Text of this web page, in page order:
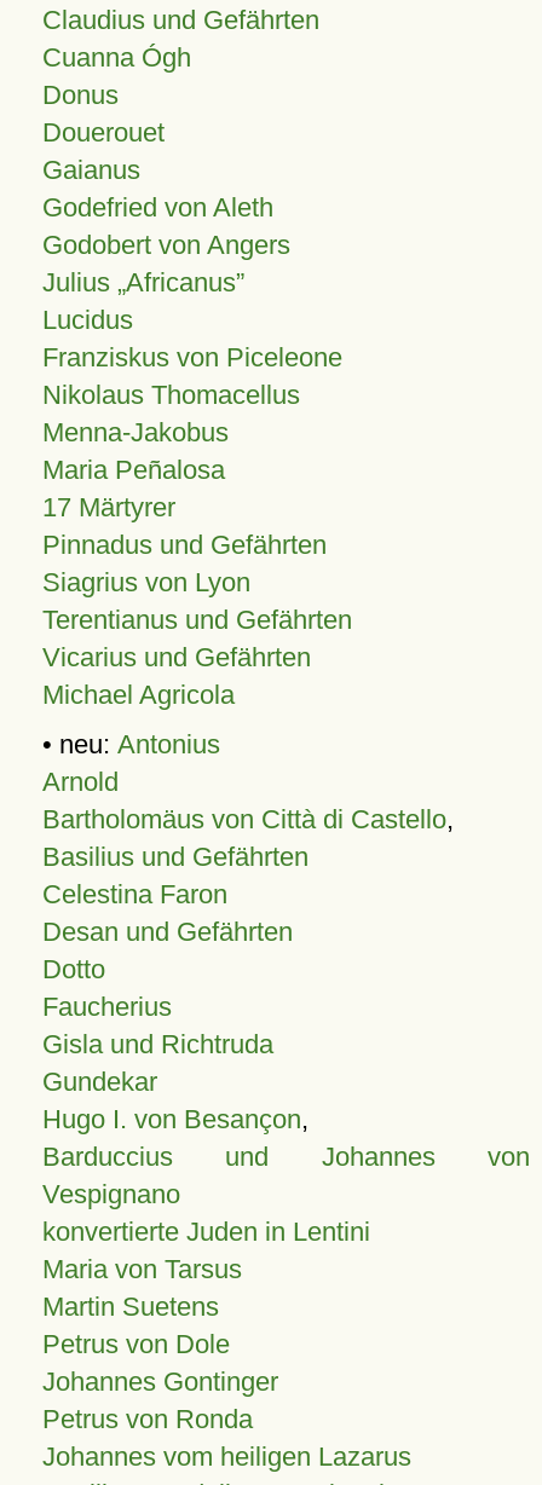
Claudius und Gefährten
Cuanna Ógh
Donus
Douerouet
Gaianus
Godefried von Aleth
Godobert von Angers
Julius Africanus
Lucidus
Franziskus von Piceleone
Nikolaus Thomacellus
Menna-Jakobus
Maria Peñalosa
17 Märtyrer
Pinnadus und Gefährten
Siagrius von Lyon
Terentianus und Gefährten
Vicarius und Gefährten
Michael Agricola
• neu: Antonius
Arnold
Bartholomäus von Città di Castello,
Basilius und Gefährten
Celestina Faron
Desan und Gefährten
Dotto
Faucherius
Gisla und Richtruda
Gundekar
Hugo I. von Besançon,
Barduccius und Johannes von
Vespignano
konvertierte Juden in Lentini
Maria von Tarsus
Martin Suetens
Petrus von Dole
Johannes Gontinger
Petrus von Ronda
Johannes vom heiligen Lazarus